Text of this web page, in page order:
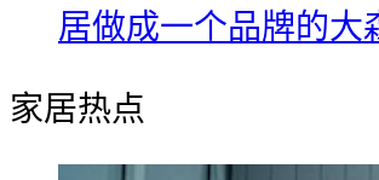
居做成一个品牌的大
家居热点